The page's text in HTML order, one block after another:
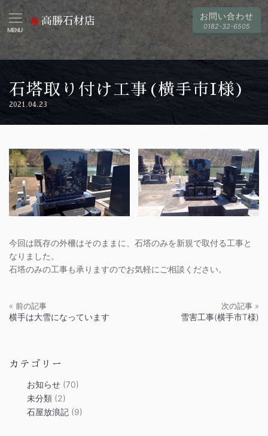
MENU
高勝石材店 お問い合わせ
0182-32-6505
石塔取り付け工事(横手市I様)
2021.04.23
今回は既存の外柵はそのままに、石塔のみを新規で取付る工事と
なりました。
石塔のみの工事も承りますのでお気軽にご相談ください。
« 前の記事
横手は大雪になっています
次の記事 »
雪害工事(横手市T様)
カテゴリー
お知らせ (70)
未分類 (2)
石屋放浪記 (9)